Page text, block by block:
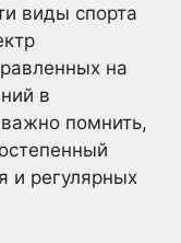
виды спорта
на
в
помнить,
и регулярных